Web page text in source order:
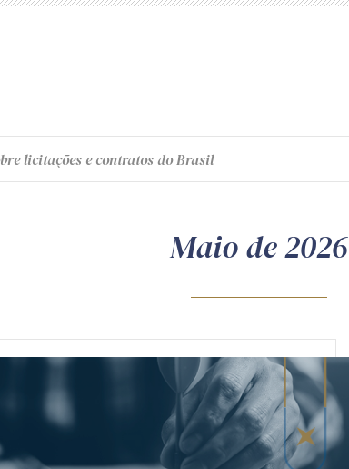
licitações e contratos do Brasil
Maio de 2026